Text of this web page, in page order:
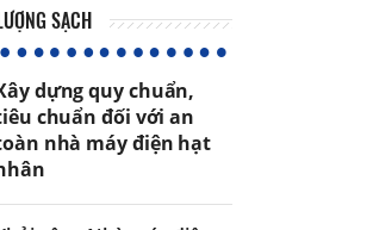
SẠCH
dựng quy chuẩn,
chuẩn đối với an
nhà máy điện hạt